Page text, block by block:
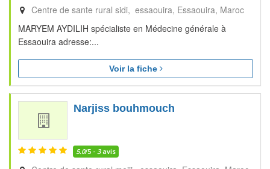
Centre de sante rural sidi, essaouira Essaouira Maroc
MARYEM AYDILIH spécialiste en Médecine générale à
Essaouira adresse:...
Voir la fiche
Narjiss bouhmouch
5.0/5 - 3avis